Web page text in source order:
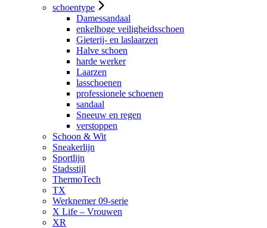
schoentype
Damessandaal
enkelhoge veiligheidsschoen
Gieterij- en laslaarzen
Halve schoen
harde werker
Laarzen
lasschoenen
professionele schoenen
sandaal
Sneeuw en regen
verstoppen
Schoon & Wit
Sneakerlijn
Sportlijn
Stadsstijl
ThermoTech
TX
Werknemer 09-serie
X Life – Vrouwen
XR